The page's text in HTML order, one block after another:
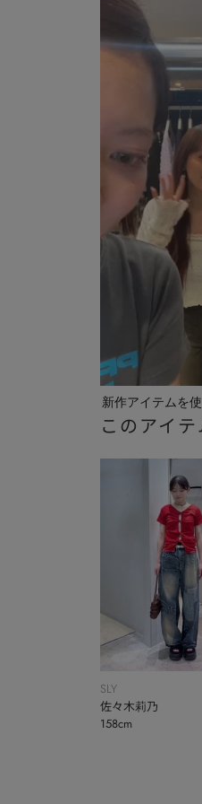
新作アイテムを
めコー...
このアイ
SLY
佐々木莉乃
158cm